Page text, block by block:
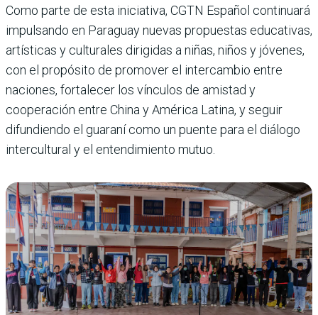
Como parte de esta iniciativa, CGTN Español continuará
impulsando en Paraguay nuevas propuestas educativas,
artísticas y culturales dirigidas a niñas, niños y jóvenes,
con el propósito de promover el intercambio entre
naciones, fortalecer los vínculos de amistad y
cooperación entre China y América Latina, y seguir
difundiendo el guaraní como un puente para el diálogo
intercultural y el entendimiento mutuo.